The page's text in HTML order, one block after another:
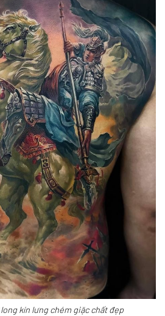
kín lưng chém giặc chất đẹp